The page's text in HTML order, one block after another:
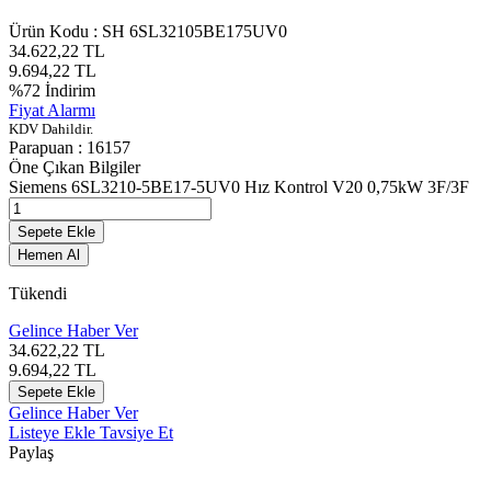
Ürün Kodu : SH 6SL32105BE175UV0
34.622,22 TL
9.694,22 TL
%72 İndirim
Fiyat Alarmı
KDV Dahildir.
Parapuan : 16157
Öne Çıkan Bilgiler
Siemens 6SL3210-5BE17-5UV0 Hız Kontrol V20 0,75kW 3F/3F
Sepete Ekle
Hemen Al
Tükendi
Gelince Haber Ver
34.622,22 TL
9.694,22 TL
Sepete Ekle
Gelince Haber Ver
Listeye Ekle Tavsiye Et
Paylaş